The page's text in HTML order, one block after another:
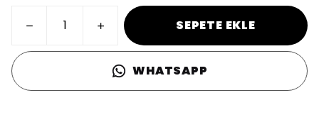
SEPETE EKLE
WHATSAPP